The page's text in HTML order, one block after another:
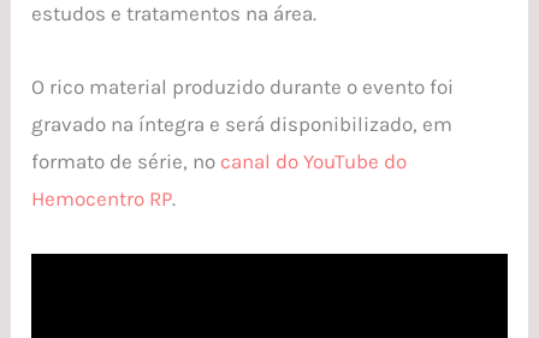
estudos e tratamentos na área.
O rico material produzido durante o evento foi
gravado na íntegra e será disponibilizado, em
formato de série, no canal do YouTube do
Hemocentro RP.